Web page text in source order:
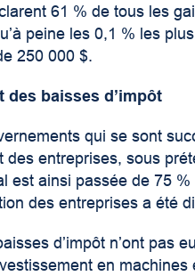
61 % de tous les
peine les 0,1 % les
250 000 $.
des baisses d’impôt
qui se sont
des entreprises, sous
est ainsi passée de 75
des entreprises a été
d’impôt n’ont pas
en